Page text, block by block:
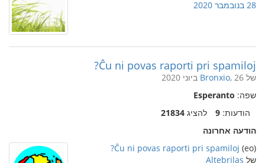
28 בנובמבר 2020
Ĉu ni povas raporti pri spamiloj?
של Bronxio, 26 ביוני 2020
שפה: Esperanto
הודעות: 9 להציג 21834
הודעה אחרונה
(eo)
Ĉu ni povas raporti pri spamiloj?
של Altebrilas